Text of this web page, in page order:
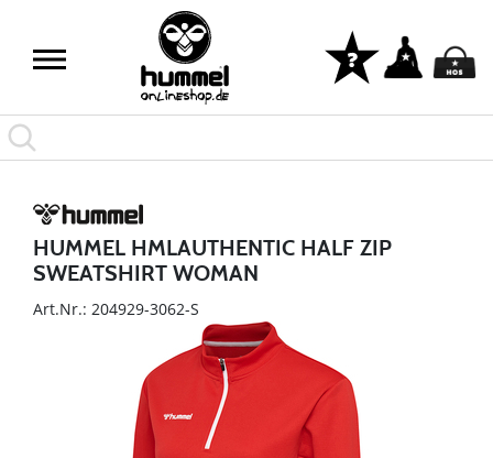
HUMMEL HMLAUTHENTIC HALF ZIP
SWEATSHIRT WOMAN
Art.Nr.: 204929-3062-S